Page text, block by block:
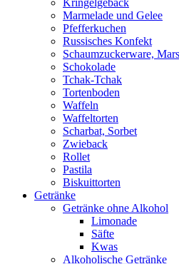
Kringelgebäck
Marmelade und Gelee
Pfefferkuchen
Russisches Konfekt
Schaumzuckerware,
Schokolade
Tchak-Tchak
Tortenboden
Waffeln
Waffeltorten
Scharbat, Sorbet
Zwieback
Rollet
Pastila
Biskuittorten
Getränke
Getränke ohne Alkohol
Limonade
Säfte
Kwas
Alkoholische Getränke